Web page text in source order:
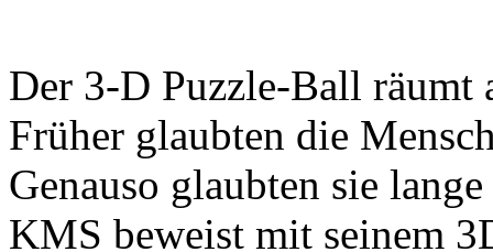
Der 3-D Puzzle-Ball räumt
Früher glaubten die
Genauso glaubten sie
KMS beweist mit seinem